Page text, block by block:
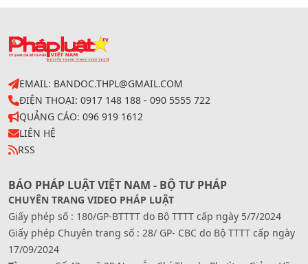
EMAIL: BANDOC.THPL@GMAIL.COM
ĐIỆN THOẠI: 0917 148 188 - 090 5555 722
QUẢNG CÁO: 096 919 1612
LIÊN HỆ
RSS
BÁO PHÁP LUẬT VIỆT NAM - BỘ TƯ PHÁP
CHUYÊN TRANG VIDEO PHÁP LUẬT
Giấy phép số : 180/GP-BTTTT do Bộ TTTT cấp ngày 5/7/2024
Giấy phép Chuyên trang số : 28/ GP- CBC do Bộ TTTT cấp ngày
17/09/2024